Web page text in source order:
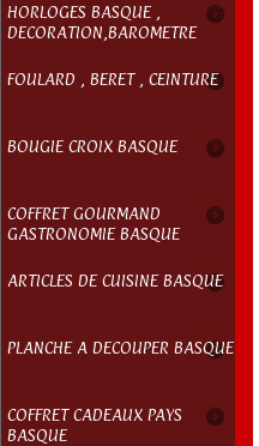
HORLOGES BASQUE ,
DECORATION,BAROMETRE
FOULARD , BERET , CEINTURE
BOUGIE CROIX BASQUE
COFFRET GOURMAND
GASTRONOMIE BASQUE
ARTICLES DE CUISINE BASQUE
PLANCHE A DECOUPER BASQUE
COFFRET CADEAUX PAYS
BASQUE